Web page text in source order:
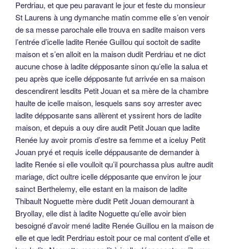
Perdriau, et que peu paravant le jour et feste du monsieur
St Laurens à ung dymanche matin comme elle s’en venoir
de sa messe parochale elle trouva en sadite maison vers
l’entrée d’icelle ladite Renée Guillou qui soctoit de sadite
maison et s’en alloit en la maison dudit Perdriau et ne dict
aucune chose à ladite dépposante sinon qu’elle la salua et
peu après que icelle dépposante fut arrivée en sa maison
descendirent lesdits Petit Jouan et sa mère de la chambre
haulte de icelle maison, lesquels sans soy arrester avec
ladite dépposante sans allèrent et yssirent hors de ladite
maison, et depuis a ouy dire audit Petit Jouan que ladite
Renée luy avoir promis d’estre sa femme et a iceluy Petit
Jouan pryé et requis icelle déppausante de demander à
ladite Renée si elle voulloit qu’il pourchassa plus aultre audit
mariage, dict oultre icelle dépposante que environ le jour
sainct Berthelemy, elle estant en la maison de ladite
Thibault Noguette mère dudit Petit Jouan demourant à
Bryollay, elle dist à ladite Noguette qu’elle avoir bien
besoigné d’avoir mené ladite Renée Guillou en la maison de
elle et que ledit Perdriau estoit pour ce mal content d’elle et